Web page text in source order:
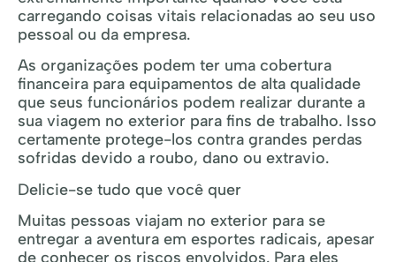
carregando coisas vitais relacionadas ao seu uso
pessoal ou da empresa.
As organizações podem ter uma cobertura
financeira para equipamentos de alta qualidade
que seus funcionários podem realizar durante a
sua viagem no exterior para fins de trabalho. Isso
certamente protege-los contra grandes perdas
sofridas devido a roubo, dano ou extravio.
Delicie-se tudo que você quer
Muitas pessoas viajam no exterior para se
entregar a aventura em esportes radicais, apesar
de conhecer os riscos envolvidos. Para eles